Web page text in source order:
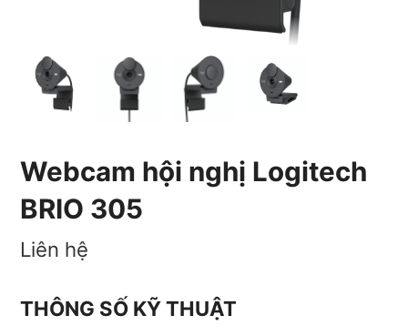
Webcam hội nghị Logitech
BRIO 305
Liên hệ
THÔNG SỐ KỸ THUẬT